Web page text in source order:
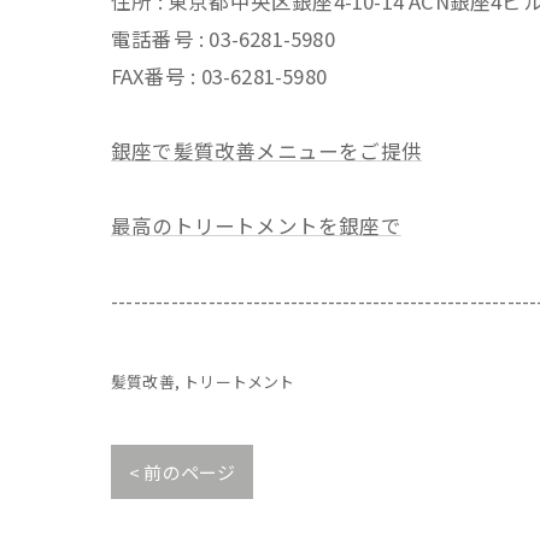
電話番号 : 03-6281-5980
FAX番号 : 03-6281-5980
銀座で髪質改善メニューをご提供
最高のトリートメントを銀座で
髪質改善 トリートメント
< 前のページ